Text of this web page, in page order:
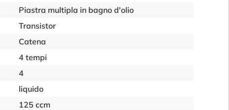
Piastra multipla in bagno d'olio
Transistor
Catena
4 tempi
4
liquido
125 ccm